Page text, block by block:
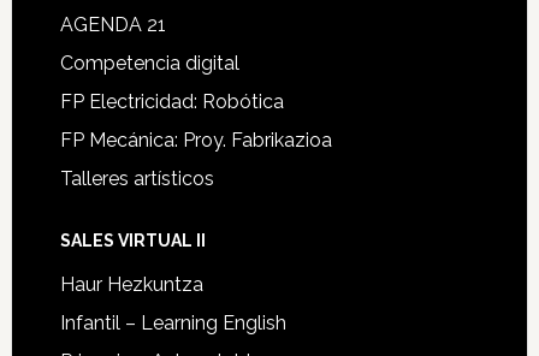
AGENDA 21
Competencia digital
FP Electricidad: Robótica
FP Mecánica: Proy. Fabrikazioa
Talleres artísticos
SALES VIRTUAL II
Haur Hezkuntza
Infantil – Learning English